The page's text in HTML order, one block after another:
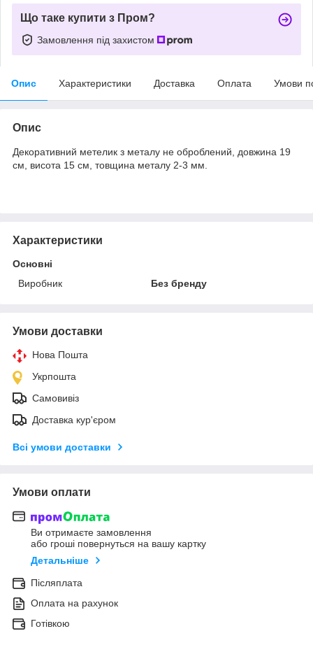
Що таке купити з Пром?
Замовлення під захистом
Опис Характеристики Доставка Оплата Умови
Опис
Декоративний метелик з металу не оброблений, довжина 19
см, висота 15 см, товщина металу 2-3 мм.
Характеристики
Основні
Виробник
Без бренду
Умови доставки
Нова Пошта
Укрпошта
Самовивіз
Доставка кур'єром
Всі умови доставки
Умови оплати
Ви отримаєте замовлення
або гроші повернуться на вашу картку
Детальніше
Післяплата
Оплата на рахунок
Готівкою